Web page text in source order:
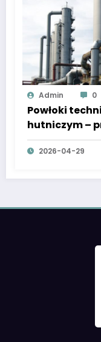
Admin 0
Powłoki
hutniczym –
2026-04-29